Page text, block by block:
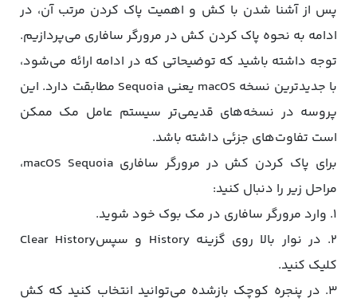
پس از آشنا شدن با کش و اهمیت پاک کردن مرتب آن، در
ادامه به نحوه پاک کردن کش در مرورگر سافاری می‌پردازیم.
توجه داشته باشید که توضیحاتی که در ادامه ارائه می‌شود،
با جدیدترین نسخه macOS یعنی Sequoia مطابقت دارد. این
پروسه در نسخه‌های قدیمی‌تر سیستم‌ عامل مک ممکن
است تفاوت‌های جزئی داشته باشد.
برای پاک کردن کش در مرورگر سافاری macOS Sequoia،
مراحل زیر را دنبال کنید:
1. وارد مرورگر سافاری در مک بوک خود شوید.
2. در نوار بالا روی گزینه History و سپسClear History
کلیک کنید.
3. در پنجره کوچک بازشده می‌توانید انتخاب کنید که کش